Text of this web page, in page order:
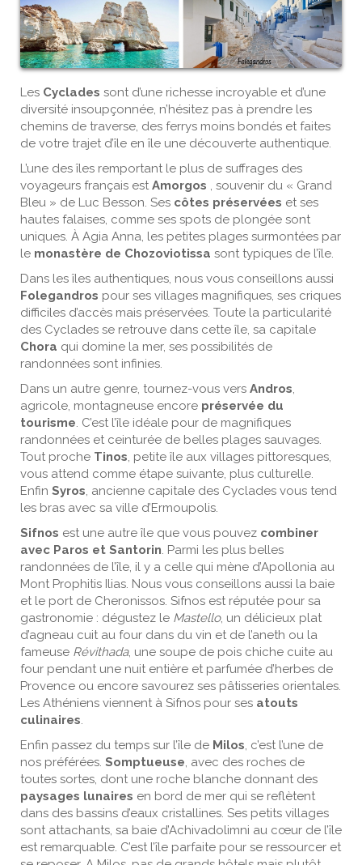
Les Cyclades sont d’une richesse incroyable et d’une
diversité insoupçonnée, n’hésitez pas à prendre les
chemins de traverse, des ferrys moins bondés et faites
de votre trajet d’île en île une découverte authentique.
L’une des îles remportant le plus de suffrages des
voyageurs français est Amorgos , souvenir du « Grand
Bleu » de Luc Besson. Ses côtes préservées et ses
hautes falaises, comme ses spots de plongée sont
uniques. À Agia Anna, les petites plages surmontées par
le monastère de Chozoviotissa sont typiques de l’île.
Dans les îles authentiques, nous vous conseillons aussi
Folegandros pour ses villages magnifiques, ses criques
difficiles d’accès mais préservées. Toute la particularité
des Cyclades se retrouve dans cette île, sa capitale
Chora qui domine la mer, ses possibilités de
randonnées sont infinies.
Dans un autre genre, tournez-vous vers Andros,
agricole, montagneuse encore préservée du
tourisme. C’est l’île idéale pour de magnifiques
randonnées et ceinturée de belles plages sauvages.
Tout proche Tinos, petite île aux villages pittoresques,
vous attend comme étape suivante, plus culturelle.
Enfin Syros, ancienne capitale des Cyclades vous tend
les bras avec sa ville d’Ermoupolis.
Sifnos est une autre île que vous pouvez combiner
avec Paros et Santorin. Parmi les plus belles
randonnées de l’île, il y a celle qui mène d’Apollonia au
Mont Prophitis Ilias. Nous vous conseillons aussi la baie
et le port de Cheronissos. Sifnos est réputée pour sa
gastronomie : dégustez le Mastello, un délicieux plat
d’agneau cuit au four dans du vin et de l’aneth ou la
fameuse Révithada, une soupe de pois chiche cuite au
four pendant une nuit entière et parfumée d’herbes de
Provence ou encore savourez ses pâtisseries orientales.
Les Athéniens viennent à Sifnos pour ses atouts
culinaires.
Enfin passez du temps sur l’île de Milos, c’est l’une de
nos préférées. Somptueuse, avec des roches de
toutes sortes, dont une roche blanche donnant des
paysages lunaires en bord de mer qui se reflètent
dans des bassins d’eaux cristallines. Ses petits villages
sont attachants, sa baie d’Achivadolimni au cœur de l’île
est remarquable. C’est l’île parfaite pour se ressourcer et